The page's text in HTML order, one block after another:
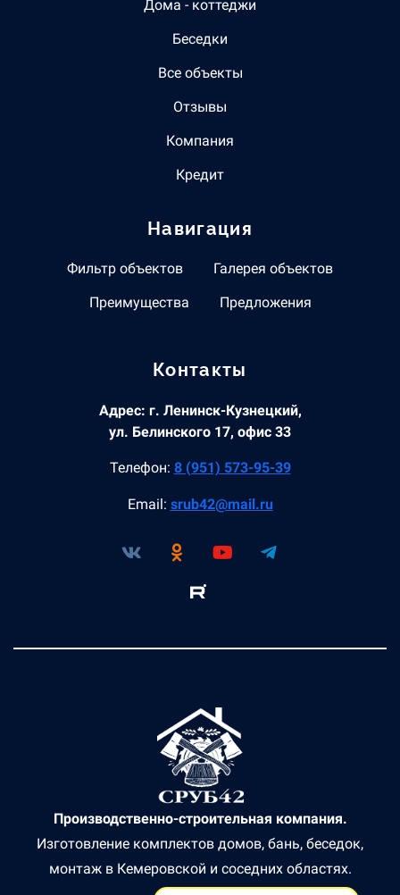
Дома - коттеджи
Беседки
Все объекты
Отзывы
Компания
Кредит
Навигация
Фильтр объектов
Галерея объектов
Преимущества
Предложения
Контакты
Адрес: г. Ленинск-Кузнецкий,
ул. Белинского 17, офис 33
Телефон: 8 (951) 573-95-39
Email: srub42@mail.ru
Производственно-строительная компания.
Изготовление комплектов домов, бань, беседок,
монтаж в Кемеровской и соседних областях.